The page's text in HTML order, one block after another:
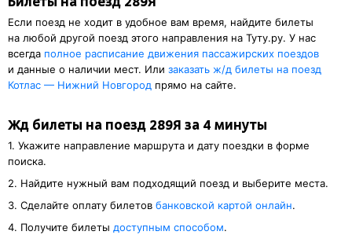
Если поезд не ходит в удобное вам время, найдите билеты
на любой другой поезд этого направления на Туту.ру. У нас
всегда полное расписание движения пассажирских поездов
и данные о наличии мест. Или заказать ж/д билеты на поезд
Котлас — Нижний Новгород прямо на сайте.
Жд билеты на поезд 289Я за 4 минуты
1. Укажите направление маршрута и дату поездки в форме
поиска.
2. Найдите нужный вам подходящий поезд и выберите места.
3. Cделайте оплату билетов банковской картой онлайн.
4. Получите билеты доступным способом.